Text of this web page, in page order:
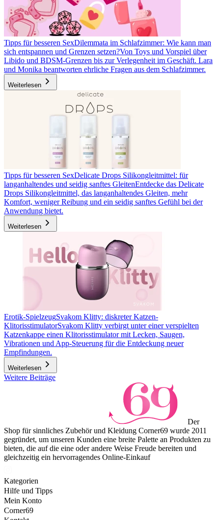
Tipps für besseren SexDilemmata im Schlafzimmer: Wie kann man
sich entspannen und Grenzen setzen?Von Toys und Vorspiel über
Libido und BDSM-Grenzen bis zur Verlegenheit im Geschäft. Lara
und Monika beantworten ehrliche Fragen aus dem Schlafzimmer.
Weiterlesen
Tipps für besseren SexDelicate Drops Silikongleitmittel: für
langanhaltendes und seidig sanftes GleitenEntdecke das Delicate
Drops Silikongleitmittel, das langanhaltendes Gleiten, mehr
Komfort, weniger Reibung und ein seidig sanftes Gefühl bei der
Anwendung bietet.
Weiterlesen
Erotik-SpielzeugSvakom Klitty: diskreter Katzen-
KlitorisstimulatorSvakom Klitty verbirgt unter einer verspielten
Katzenkappe einen Klitorisstimulator mit Lecken, Saugen,
Vibrationen und App-Steuerung für die Entdeckung neuer
Empfindungen.
Weiterlesen
Weitere Beiträge
Der
Shop für sinnliches Zubehör und Kleidung Corner69 wurde 2011
gegründet, um unseren Kunden eine breite Palette an Produkten zu
bieten, die auf die eine oder andere Weise Freude bereiten und
gleichzeitig ein hervorragendes Online-Einkauf
Kategorien
Hilfe und Tipps
Mein Konto
Corner69